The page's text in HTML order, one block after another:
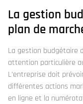
La gestion
plan de
La gestion budgétaire
attention particulière
L’entreprise doit
différentes actions
en ligne et la